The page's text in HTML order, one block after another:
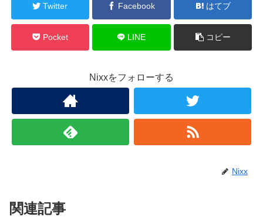
Twitter Facebook はてブ
Pocket LINE コピー
Nixxをフォローする
Nixx
関連記事